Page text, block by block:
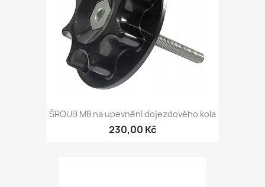
ŠROUB M8 na upevnění dojezdového kola
230,00 Kč